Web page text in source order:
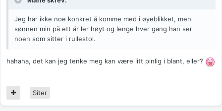
Jeg har ikke noe konkret å komme med i øyeblikket, men
sønnen min på ett år ler høyt og lenge hver gang han ser
noen som sitter i rullestol.
hahaha, det kan jeg tenke meg kan være litt pinlig i blant, eller?
Siter